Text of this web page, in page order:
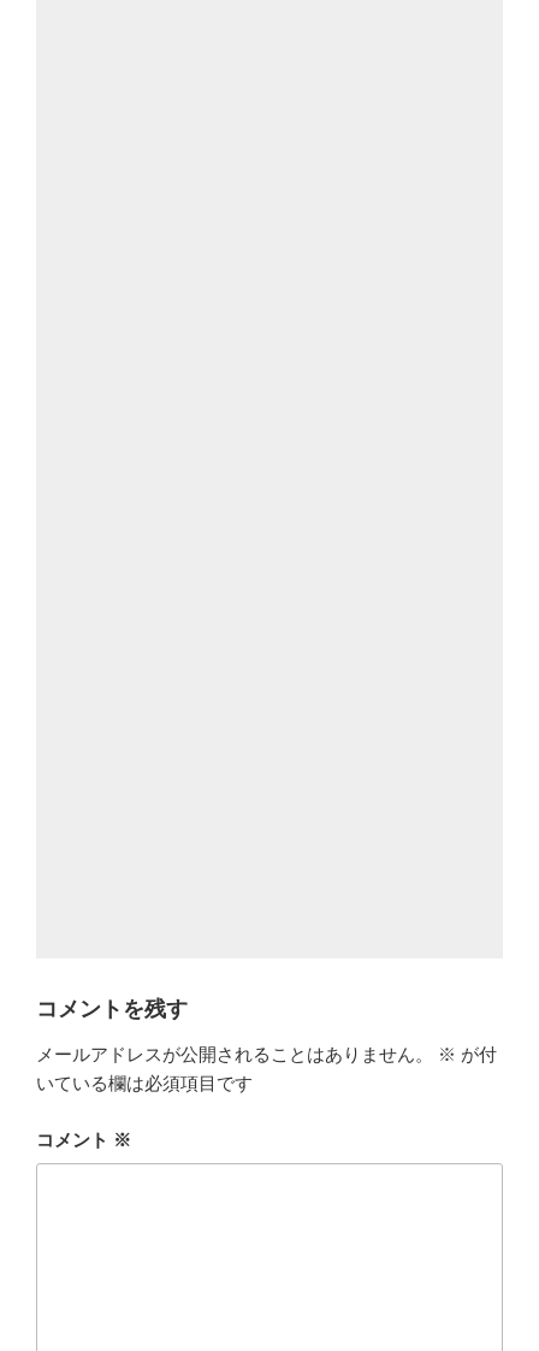
コメントを残す
メールアドレスが公開されることはありません。 ※ が付
いている欄は必須項目です
コメント ※